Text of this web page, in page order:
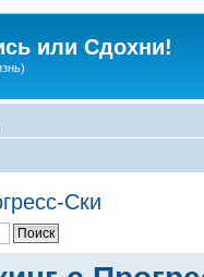
или Сдохни!
Ски